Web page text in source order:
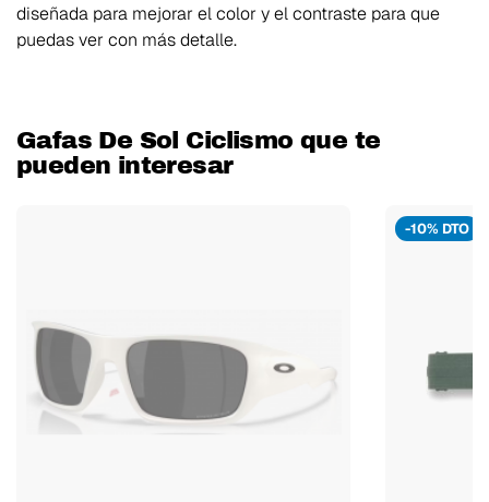
diseñada para mejorar el color y el contraste para que
puedas ver con más detalle.
Gafas De Sol Ciclismo que te
pueden interesar
-10% DTO